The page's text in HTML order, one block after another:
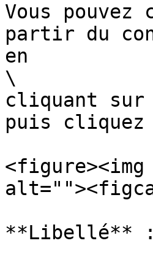
Vous
partir du
en
\
cliquant sur
puis
<figure><img
**Libellé**